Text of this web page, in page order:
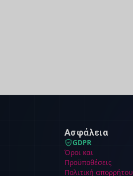
Ασφάλεια
GDPR
Όροι και
Προϋποθέσεις
Πολιτική απορρήτου